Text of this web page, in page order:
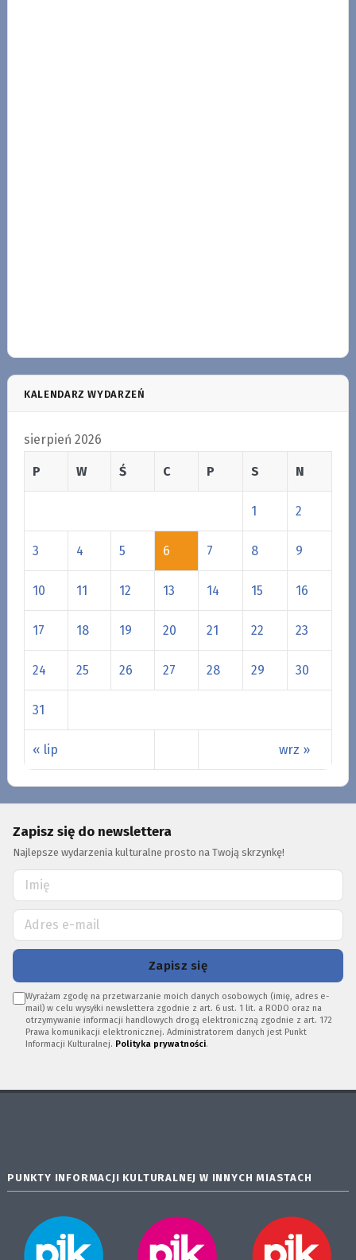
KALENDARZ WYDARZEŃ
sierpień 2026
P W Ś C P S N
« lip wrz »
1 2
3 4 5 6 7 8 9
10 11 12 13 14 15 16
17 18 19 20 21 22 23
24 25 26 27 28 29 30
31
Zapisz się do newslettera
Najlepsze wydarzenia kulturalne prosto na Twoją skrzynkę!
Zapisz się
Wyrażam zgodę na przetwarzanie moich danych osobowych (imię, adres e-
mail) w celu wysyłki newslettera zgodnie z art. 6 ust. 1 lit. a RODO oraz na
otrzymywanie informacji handlowych drogą elektroniczną zgodnie z art. 172
Prawa komunikacji elektronicznej. Administratorem danych jest Punkt
Informacji Kulturalnej. Polityka prywatności.
PUNKTY INFORMACJI KULTURALNEJ W INNYCH MIASTACH